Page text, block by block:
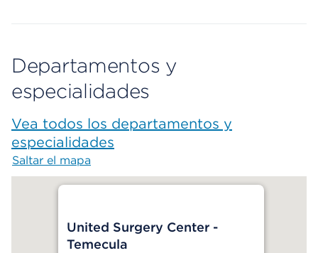
Departamentos y
especialidades
Vea todos los departamentos y
especialidades
Saltar el mapa
United Surgery Center -
Temecula